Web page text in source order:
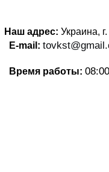
Наш адрес: Украина,
E-mail:
Время работы: